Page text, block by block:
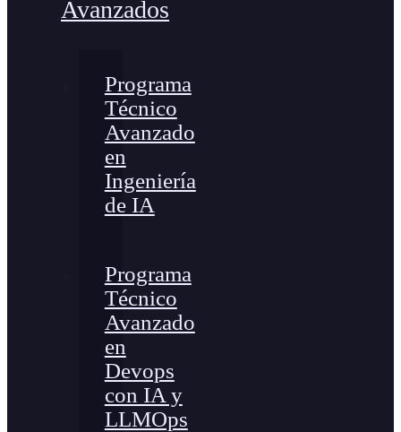
Avanzados
Programa
Técnico
Avanzado
en
Ingeniería
de IA
Programa
Técnico
Avanzado
en
Devops
con IA y
LLMOps